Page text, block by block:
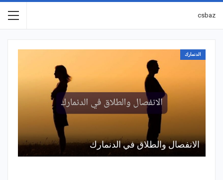
csbaz
الدنمارك
الانفصال والطلاق في الدنمارك